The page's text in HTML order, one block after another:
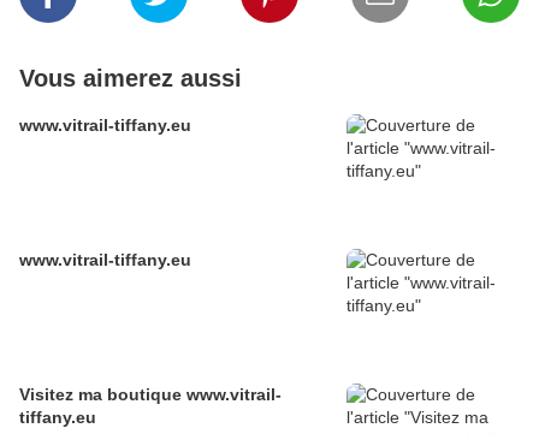
Vous aimerez aussi
www.vitrail-tiffany.eu
www.vitrail-tiffany.eu
Visitez ma boutique www.vitrail-
tiffany.eu